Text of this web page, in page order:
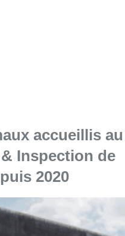
accueillis au
Inspection de
2020